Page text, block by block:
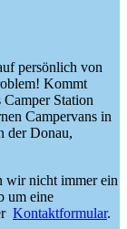
persönlich von
Kommt
Station
Campervans in
der Donau,
wir nicht immer ein
um eine
Kontaktformular.